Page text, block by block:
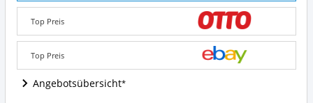
4K
5000mAh
Wiederaufladbares
3"
Nachtsichtgeräte
Angebote:
Wo
ist
Top Preis
Top Preis
Angebotsübersicht